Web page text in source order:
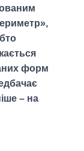
форм
– на